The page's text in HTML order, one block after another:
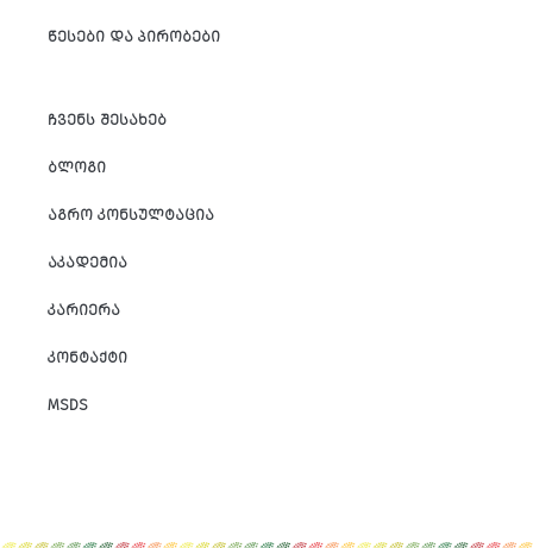
ᲬᲔᲡᲔᲑᲘ ᲓᲐ ᲞᲘᲠᲝᲑᲔᲑᲘ
ᲩᲕᲔᲜᲡ ᲨᲔᲡᲐᲮᲔᲑ
ᲑᲚᲝᲒᲘ
ᲐᲒᲠᲝ ᲙᲝᲜᲡᲣᲚᲢᲐᲪᲘᲐ
ᲐᲙᲐᲓᲔᲛᲘᲐ
ᲙᲐᲠᲘᲔᲠᲐ
ᲙᲝᲜᲢᲐᲥᲢᲘ
MSDS